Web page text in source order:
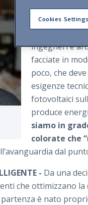
non solo dei
case.«Si tratta
Rudel - con
ingegneri e
facciate in
poco, che
esigenze
fotovoltaici
produce
siamo in
colorate che
dal
- Da una
che ottimizzano
è nato
Cookies Settings